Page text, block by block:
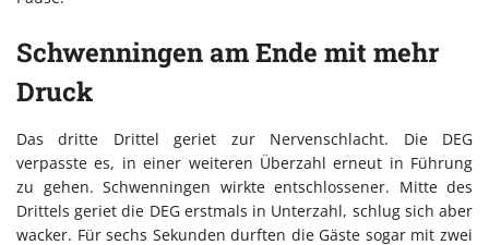
Schwenningen am Ende mit mehr
Druck
Das dritte Drittel geriet zur Nervenschlacht. Die DEG
verpasste es, in einer weiteren Überzahl erneut in Führung
zu gehen. Schwenningen wirkte entschlossener. Mitte des
Drittels geriet die DEG erstmals in Unterzahl, schlug sich aber
wacker. Für sechs Sekunden durften die Gäste sogar mit zwei